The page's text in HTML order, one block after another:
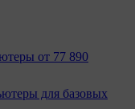
от 77 890
для базовых